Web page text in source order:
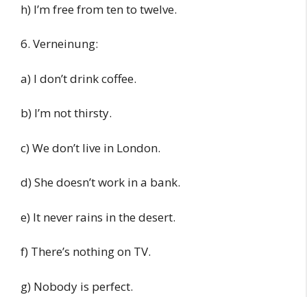
h) I’m free from ten to twelve.
6. Verneinung:
a) I don’t drink coffee.
b) I’m not thirsty.
c) We don’t live in London.
d) She doesn’t work in a bank.
e) It never rains in the desert.
f) There’s nothing on TV.
g) Nobody is perfect.